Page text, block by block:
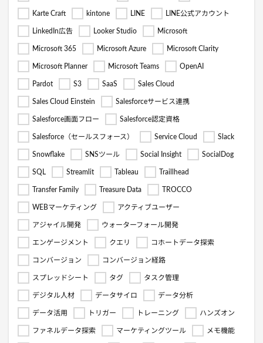
Karte Craft kintone LINE LINE公式アカウント
LinkedIn広告 Looker Studio Microsoft
Microsoft 365 Microsoft Azure Microsoft Clarity
Microsoft Planner Microsoft Teams OpenAI
Pardot S3 SaaS Sales Cloud
Sales Cloud Einstein Salesforceサービス連携
Salesforce画面フロー Salesforce認定資格
Salesforce（セールスフォース） Service Cloud Slack
Snowflake SNSツール Social Insight SocialDog
SQL Streamlit Tableau Traillhead
Transfer Family Treasure Data TROCCO
WEBマーケティング アクティブユーザー
アジャイル開発 ウォーターフォール開発
エンゲージメント クエリ コホートデータ探索
コンバージョン コンバージョン経路
スプレッドシート タグ タスク管理
デジタル人材 データサイロ データ分析
データ活用 トリガー トレーニング ハンズオン
ファネルデータ探索 マーケティングツール メモ機能